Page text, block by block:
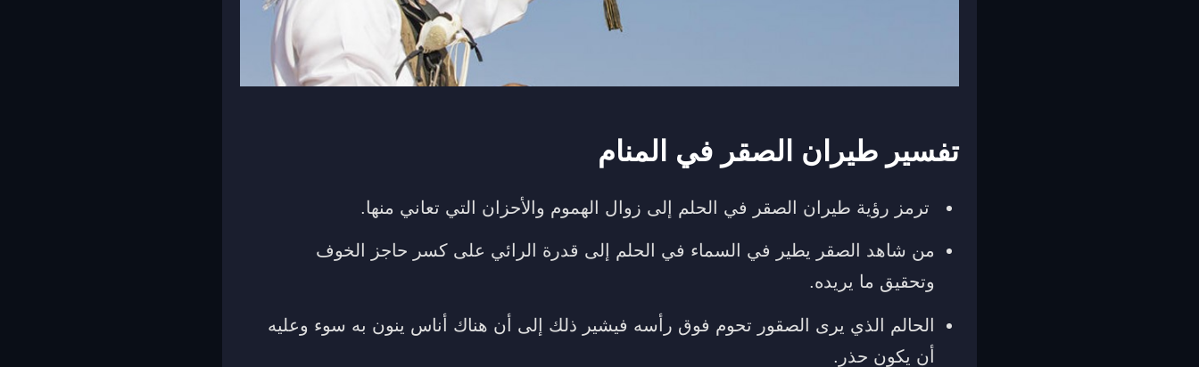
تفسير طيران الصقر في المنام
ترمز رؤية طيران الصقر في الحلم إلى زوال الهموم والأحزان التي تعاني منها.
من شاهد الصقر يطير في السماء في الحلم إلى قدرة الرائي على كسر حاجز الخوف
وتحقيق ما يريده.
الحالم الذي يرى الصقور تحوم فوق رأسه فيشير ذلك إلى أن هناك أناس ينون به سوء وعليه
أن يكون حذر.